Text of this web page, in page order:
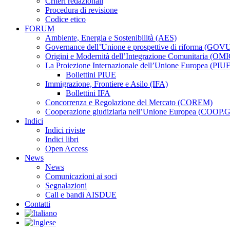
Procedura di revisione
Codice etico
FORUM
Ambiente, Energia e Sostenibilità (AES)
Governance dell’Unione e prospettive di riforma
Origini e Modernità dell’Integrazione Comunitaria
La Proiezione Internazionale dell’Unione Europea
Bollettini PIUE
Immigrazione, Frontiere e Asilo (IFA)
Bollettini IFA
Concorrenza e Regolazione del Mercato (COREM)
Cooperazione giudiziaria nell’Unione Europea
Indici
Indici riviste
Indici libri
Open Access
News
News
Comunicazioni ai soci
Segnalazioni
Call e bandi AISDUE
Contatti